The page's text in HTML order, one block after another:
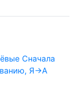
Сначала
Я->А